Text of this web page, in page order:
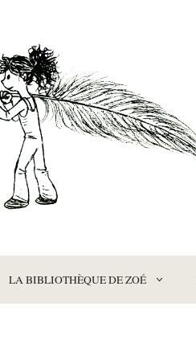
LA BIBLIOTHÈQUE DE ZOÉ